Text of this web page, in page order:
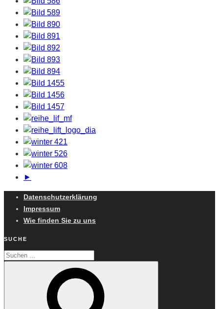
►
Datenschutzerklärung
Impressum
Wie finden Sie zu uns
SUCHE
Suchen